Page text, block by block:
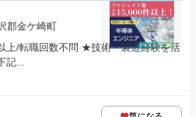
郡金ケ崎町
上/転職回数不問 ★技術・製造経験を活
...